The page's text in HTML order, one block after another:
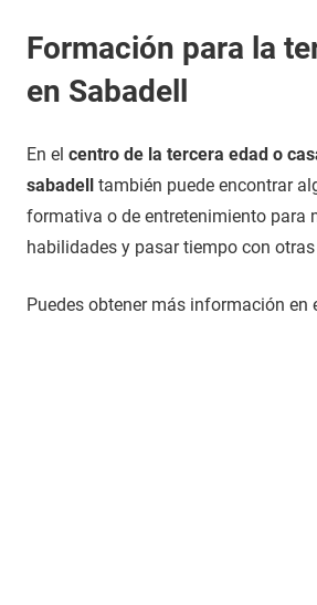
Formación para la
en Sabadell
En el centro de la tercera edad o
sabadell también puede encontrar
formativa o de entretenimiento para
habilidades y pasar tiempo con
Puedes obtener más información en